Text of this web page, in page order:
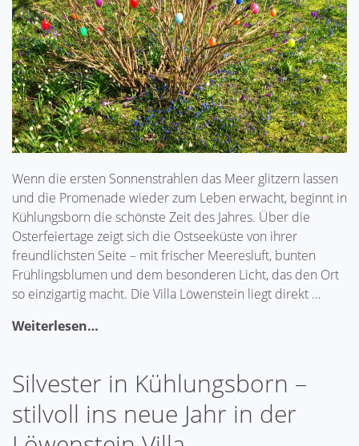
Wenn die ersten Sonnenstrahlen das Meer glitzern lassen
und die Promenade wieder zum Leben erwacht, beginnt in
Kühlungsborn die schönste Zeit des Jahres. Über die
Osterfeiertage zeigt sich die Ostseeküste von ihrer
freundlichsten Seite – mit frischer Meeresluft, bunten
Frühlingsblumen und dem besonderen Licht, das den Ort
so einzigartig macht. Die Villa Löwenstein liegt direkt …
Weiterlesen…
Silvester in Kühlungsborn –
stilvoll ins neue Jahr in der